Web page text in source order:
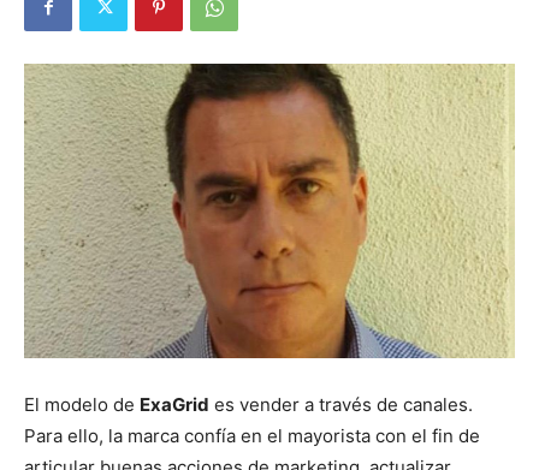
El modelo de ExaGrid es vender a través de canales.
Para ello, la marca confía en el mayorista con el fin de